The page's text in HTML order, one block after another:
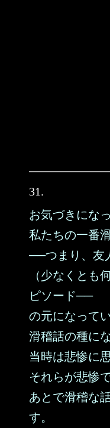
31.
お気づきにな
私たちの一番
──つまり、友
（少なくとも
ピソード──
の元になって
滑稽話の種に
当時は悲惨に
それらが悲惨
あとで滑稽な
す。